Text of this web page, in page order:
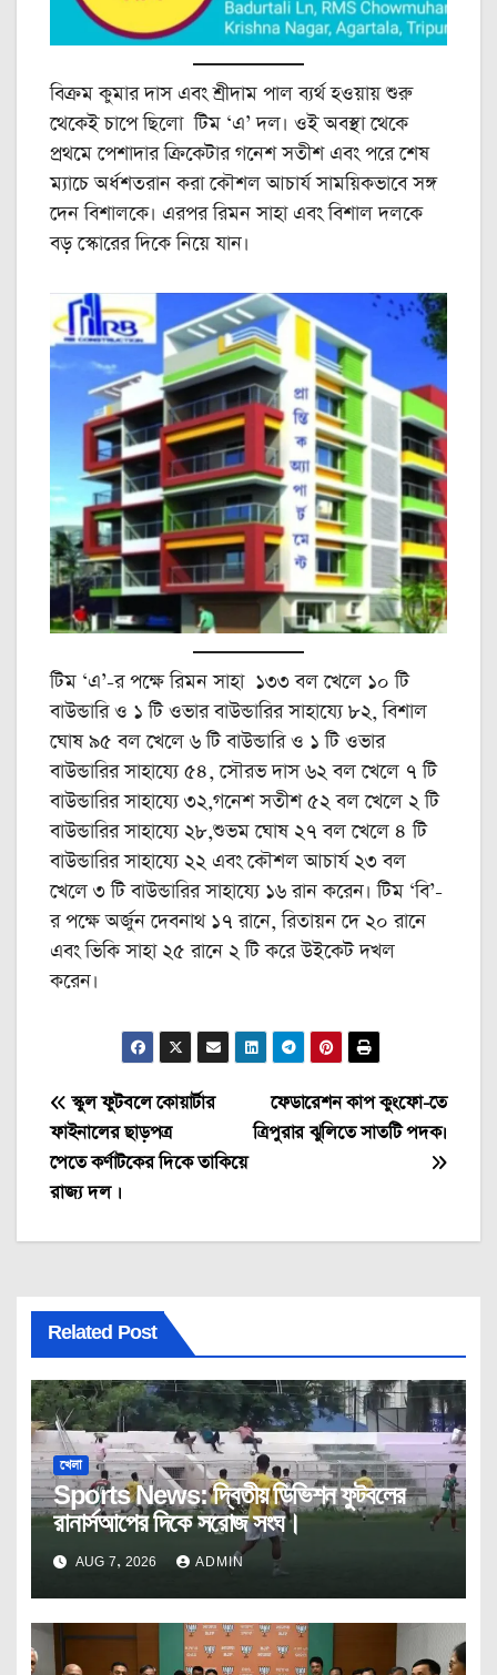
বিক্রম কুমার দাস এবং শ্রীদাম পাল ব্যর্থ হওয়ায় শুরু
থেকেই চাপে ছিলো টিম ‘‌এ’ দল। ওই অবস্থা থেকে
প্রথমে পেশাদার ক্রিকেটার গনেশ সতীশ এবং পরে শেষ
ম্যাচে অর্ধশতরান করা কৌশল আচার্য সাময়িকভাবে সঙ্গ
দেন বিশালকে। এরপর রিমন সাহা এবং বিশাল দলকে
বড় স্কোরের দিকে নিয়ে যান।
টিম ‘‌এ’-‌র পক্ষে রিমন সাহা ১৩৩ বল খেলে ১০ টি
বাউন্ডারি ও ১ টি ওভার বাউন্ডারির সাহায্যে ৮২, বিশাল
ঘোষ ৯৫ বল খেলে ৬ টি বাউন্ডারি ও ১ টি ওভার
বাউন্ডারির সাহায্যে ৫৪, সৌরভ দাস ৬২ বল খেলে ৭ টি
বাউন্ডারির সাহায্যে ৩২,গনেশ সতীশ ৫২ বল খেলে ২ টি
বাউন্ডারির সাহায্যে ২৮,শুভম ঘোষ ২৭ বল খেলে ৪ টি
বাউন্ডারির সাহায্যে ২২ এবং কৌশল আচার্য ২৩ বল
খেলে ৩ টি বাউন্ডারির সাহায্যে ১৬ রান করেন। টিম ‘‌বি’-‌
র পক্ষে অর্জুন দেবনাথ ১৭ রানে, রিতায়ন দে ২০ রানে
এবং ভিকি সাহা ২৫ রানে ২ টি করে উইকেট দখল
করেন।‌‌
Post
navigation
ফেডারেশন কাপ কুংফো-তে
ত্রিপুরার ঝুলিতে সাতটি পদক।
স্কুল ফুটবলে কোয়ার্টার
ফাইনালের ছাড়পত্র
পেতে কর্ণাটকের দিকে তাকিয়ে
রাজ্য দল ।
Related Post
খেলা
Sports News: দ্বিতীয় ডিভিশন ফুটবলের
রানার্সআপের দিকে সরোজ সংঘ।
AUG 7, 2026 ADMIN